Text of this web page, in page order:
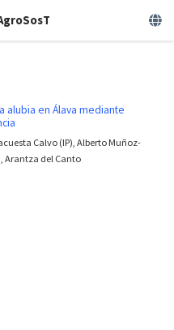
alubia en Álava mediante
Calvo (IP), Alberto Muñoz-
Arantza del Canto